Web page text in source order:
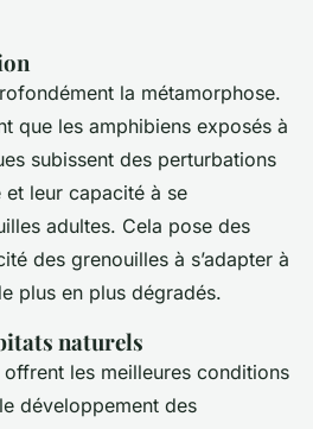
la métamorphose.
que les amphibiens exposés à
subissent des perturbations
leur capacité à se
adultes. Cela pose des
des grenouilles à s’adapter à
plus en plus dégradés.
naturels
offrent les meilleures conditions
développement des